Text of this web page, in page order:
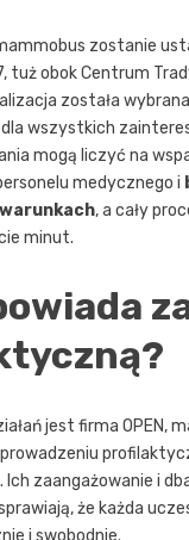
zostanie
tuż obok Centrum
została
wszystkich
mogą liczyć na
medycznego i
, a cały
minut.
jest firma OPEN,
zaangażowanie i
że każda
i swobodnie.